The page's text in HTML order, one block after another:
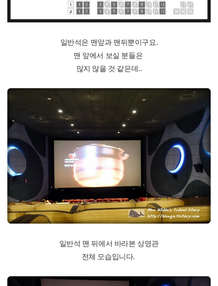
일반석은 맨앞과 맨뒤뿐이구요.
맨 앞에서 보실 분들은
많지 않을 것 같은데..
일반석 맨 뒤에서 바라본 상영관
전체 모습입니다.